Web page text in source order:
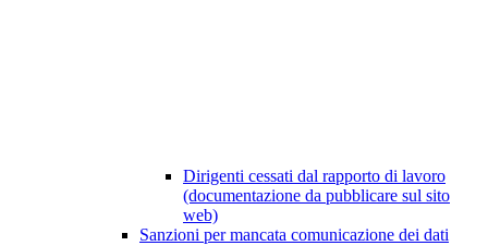
Dirigenti cessati dal rapporto di lavoro
(documentazione da pubblicare sul sito
web)
Sanzioni per mancata comunicazione dei dati